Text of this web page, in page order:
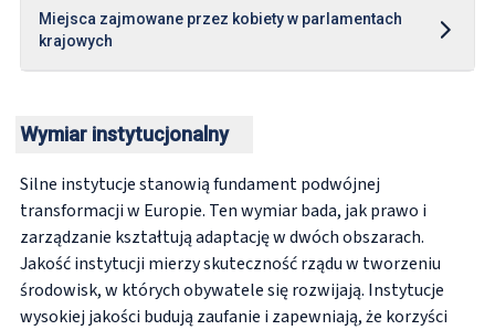
Miejsca zajmowane przez kobiety w parlamentach
krajowych
Wymiar instytucjonalny
Silne instytucje stanowią fundament podwójnej
transformacji w Europie. Ten wymiar bada, jak prawo i
zarządzanie kształtują adaptację w dwóch obszarach.
Jakość instytucji mierzy skuteczność rządu w tworzeniu
środowisk, w których obywatele się rozwijają. Instytucje
wysokiej jakości budują zaufanie i zapewniają, że korzyści